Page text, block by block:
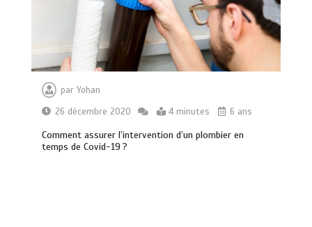
parYohan
26 décembre 2020
4 minutes 6 ans
Comment assurer l’intervention d’un plombier en
temps de Covid-19 ?